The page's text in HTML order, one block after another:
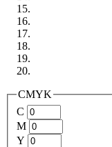
CMYK
C
M
Y